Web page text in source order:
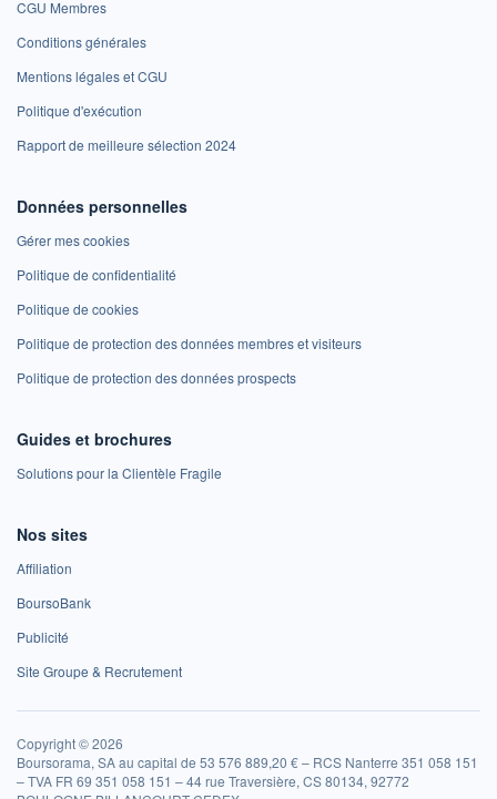
CGU Membres
Conditions générales
Mentions légales et CGU
Politique d'exécution
Rapport de meilleure sélection 2024
Données personnelles
Gérer mes cookies
Politique de confidentialité
Politique de cookies
Politique de protection des données membres et visiteurs
Politique de protection des données prospects
Guides et brochures
Solutions pour la Clientèle Fragile
Nos sites
Affiliation
BoursoBank
Publicité
Site Groupe & Recrutement
Copyright © 2026
Boursorama, SA au capital de 53 576 889,20 € – RCS Nanterre 351 058 151
– TVA FR 69 351 058 151 – 44 rue Traversière, CS 80134, 92772